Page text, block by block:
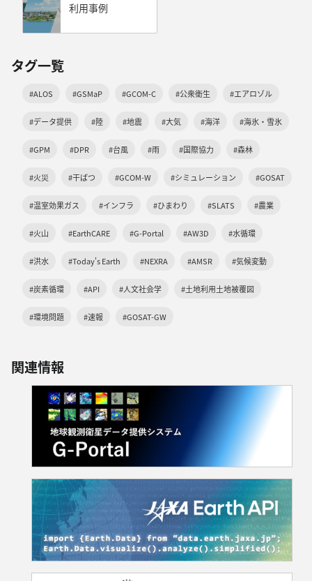
利用事例
タグ一覧
#ALOS #GSMaP #GCOM-C #公衆衛生 #エアロゾル
#データ提供 #陸 #地震 #大気 #海洋 #海氷・雪氷
#GPM #DPR #台風 #雨 #国際協力 #森林
#火災 #干ばつ #GCOM-W #シミュレーション #GOSAT
#温室効果ガス #インフラ #ひまわり #SLATS #農業
#火山 #EarthCARE #G-Portal #AW3D #水循環
#洪水 #Today's Earth #NEXRA #AMSR #気候変動
#炭素循環 #API #人文社会学 #土地利用土地被覆図
#環境問題 #速報 #GOSAT-GW
関連情報